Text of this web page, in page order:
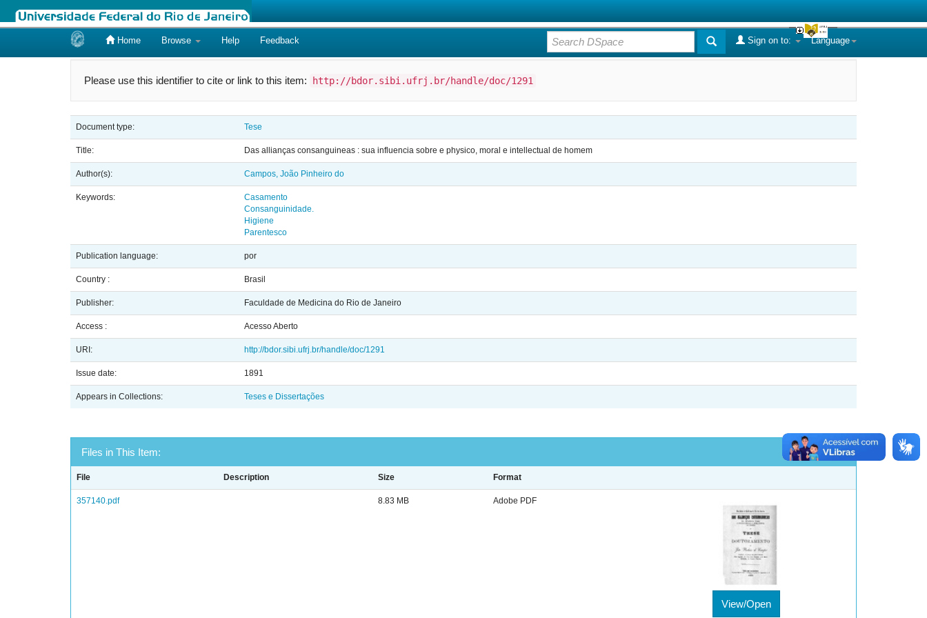
Home Browse Help Feedback Language
Sign on to:
Please use this identifier to cite or link to this item: http://bdor.sibi.ufrj.br/handle/doc/1291
Document type: Tese
Title: Das allianças consanguineas : sua influencia sobre e physico, moral e intellectual de homem
Author(s): Campos, João Pinheiro do
Keywords:
Casamento
Consanguinidade.
Higiene
Parentesco
Publication language: por
Country : Brasil
Publisher: Faculdade de Medicina do Rio de Janeiro
Access : Acesso Aberto
URI: http://bdor.sibi.ufrj.br/handle/doc/1291
Issue date: 1891
Appears in Collections: Teses e Dissertações
Files in This Item:
File Description Size Format
357140.pdf 8.83 MB Adobe PDF
View/Open